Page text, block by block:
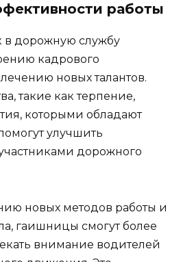
работы
в дорожную службу
кадрового
новых талантов.
такие как терпение,
которыми обладают
улучшить
дорожного
новых методов работы и
гаишницы смогут более
внимание водителей